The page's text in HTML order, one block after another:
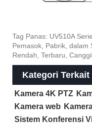
Tag Panas: UV510A
Pemasok, Pabrik, dalam
Rendah, Terbaru,
Kategori Terkait
Kamera 4K PTZ
Kamera web
Sistem Konferensi